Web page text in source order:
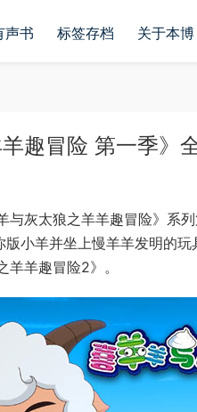
声书 标签存档 关于本博
趣冒险 第一季
与灰太狼之羊羊趣冒险》系
小羊并坐上慢羊羊发明的
羊趣冒险2》。